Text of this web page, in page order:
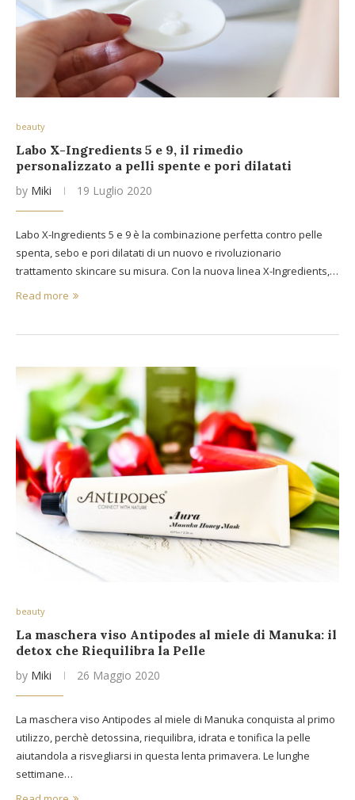
beauty
Labo X-Ingredients 5 e 9, il rimedio
personalizzato a pelli spente e pori dilatati
by Miki 19 Luglio 2020
Labo X-Ingredients 5 e 9 è la combinazione perfetta contro pelle
spenta, sebo e pori dilatati di un nuovo e rivoluzionario
trattamento skincare su misura. Con la nuova linea X-Ingredients,…
Read more
beauty
La maschera viso Antipodes al miele di Manuka: il
detox che Riequilibra la Pelle
by Miki 26 Maggio 2020
La maschera viso Antipodes al miele di Manuka conquista al primo
utilizzo, perchè detossina, riequilibra, idrata e tonifica la pelle
aiutandola a risvegliarsi in questa lenta primavera. Le lunghe
settimane…